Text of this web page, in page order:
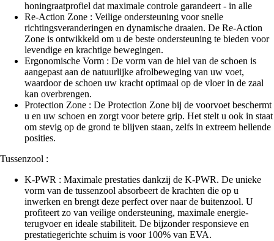
honingraatprofiel dat maximale controle garandeert - in alle
Re-Action Zone : Veilige ondersteuning voor snelle
richtingsveranderingen en dynamische draaien. De Re-Action
Zone is ontwikkeld om u de beste ondersteuning te bieden voor
levendige en krachtige bewegingen.
Ergonomische Vorm : De vorm van de hiel van de schoen is
aangepast aan de natuurlijke afrolbeweging van uw voet,
waardoor de schoen uw kracht optimaal op de vloer in de zaal
kan overbrengen.
Protection Zone : De Protection Zone bij de voorvoet beschermt
u en uw schoen en zorgt voor betere grip. Het stelt u ook in staat
om stevig op de grond te blijven staan, zelfs in extreem hellende
posities.
Tussenzool :
K-PWR : Maximale prestaties dankzij de K-PWR. De unieke
vorm van de tussenzool absorbeert de krachten die op u
inwerken en brengt deze perfect over naar de buitenzool. U
profiteert zo van veilige ondersteuning, maximale energie-
terugvoer en ideale stabiliteit. De bijzonder responsieve en
prestatiegerichte schuim is voor 100% van EVA.